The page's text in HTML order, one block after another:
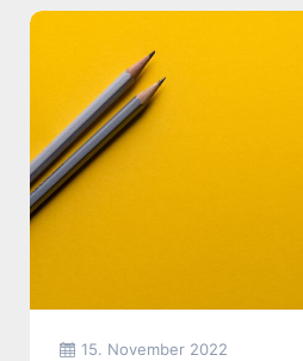
15. November 2022